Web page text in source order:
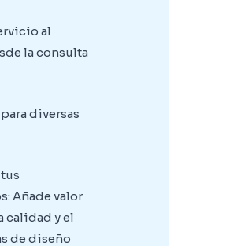
al
la consulta
diversas
Añade valor
calidad y el
de diseño